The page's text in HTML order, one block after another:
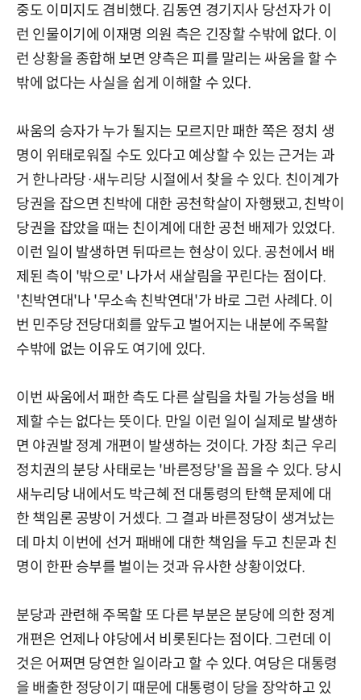
중도 이미지도 겸비했다. 김동연 경기지사 당선자가 이
런 인물이기에 이재명 의원 측은 긴장할 수밖에 없다. 이
런 상황을 종합해 보면 양측은 피를 말리는 싸움을 할 수
밖에 없다는 사실을 쉽게 이해할 수 있다.
싸움의 승자가 누가 될지는 모르지만 패한 쪽은 정치 생
명이 위태로워질 수도 있다고 예상할 수 있는 근거는 과
거 한나라당·새누리당 시절에서 찾을 수 있다. 친이계가
당권을 잡으면 친박에 대한 공천학살이 자행됐고, 친박이
당권을 잡았을 때는 친이계에 대한 공천 배제가 있었다.
이런 일이 발생하면 뒤따르는 현상이 있다. 공천에서 배
제된 측이 '밖으로' 나가서 새살림을 꾸린다는 점이다.
'친박연대'나 '무소속 친박연대'가 바로 그런 사례다. 이
번 민주당 전당대회를 앞두고 벌어지는 내분에 주목할
수밖에 없는 이유도 여기에 있다.
이번 싸움에서 패한 측도 다른 살림을 차릴 가능성을 배
제할 수는 없다는 뜻이다. 만일 이런 일이 실제로 발생하
면 야권발 정계 개편이 발생하는 것이다. 가장 최근 우리
정치권의 분당 사태로는 '바른정당'을 꼽을 수 있다. 당시
새누리당 내에서도 박근혜 전 대통령의 탄핵 문제에 대
한 책임론 공방이 거셌다. 그 결과 바른정당이 생겨났는
데 마치 이번에 선거 패배에 대한 책임을 두고 친문과 친
명이 한판 승부를 벌이는 것과 유사한 상황이었다.
분당과 관련해 주목할 또 다른 부분은 분당에 의한 정계
개편은 언제나 야당에서 비롯된다는 점이다. 그런데 이
것은 어쩌면 당연한 일이라고 할 수 있다. 여당은 대통령
을 배출한 정당이기 때문에 대통령이 당을 장악하고 있